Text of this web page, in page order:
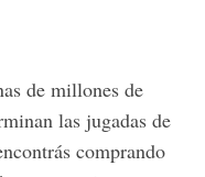
de millones de
las jugadas de
comprando